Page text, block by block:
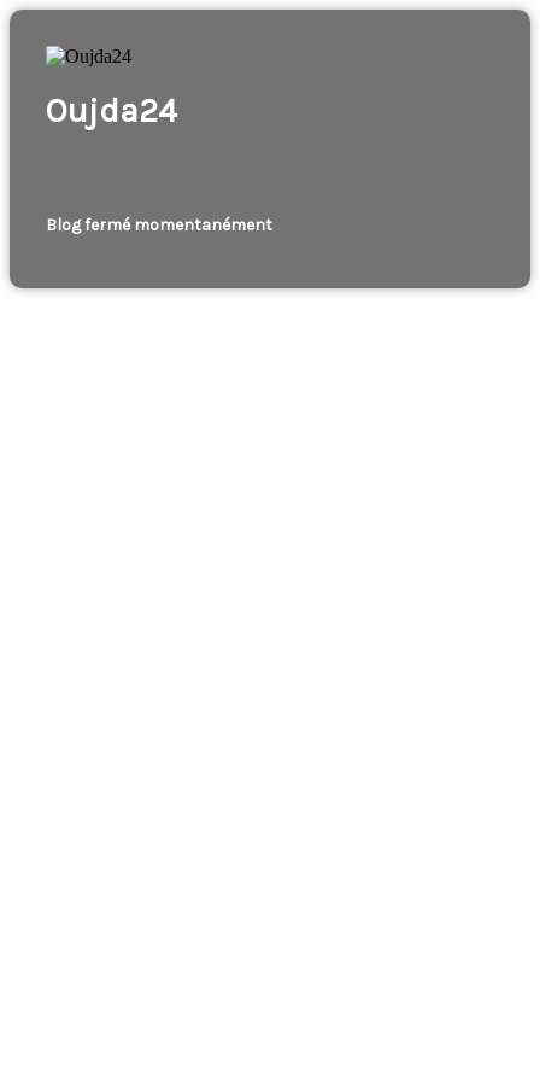
Oujda24
Blog fermé momentanément